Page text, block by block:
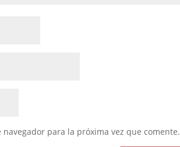
para la próxima vez que comente.